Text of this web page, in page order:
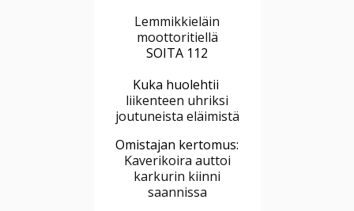
Lemmikkieläin
moottoritiellä
SOITA 112
Kuka huolehtii
liikenteen uhriksi
joutuneista eläimistä
Omistajan kertomus:
Kaverikoira auttoi
karkurin kiinni
saannissa